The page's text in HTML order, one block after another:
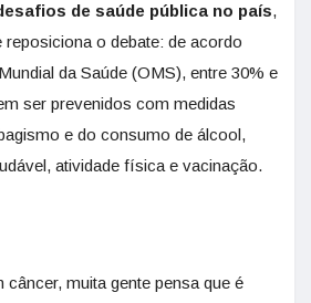
de saúde pública no país,
reposiciona o debate: de acordo
da Saúde (OMS), entre 30% e
ser prevenidos com medidas
e do consumo de álcool,
atividade física e vacinação.
câncer, muita gente pensa que é